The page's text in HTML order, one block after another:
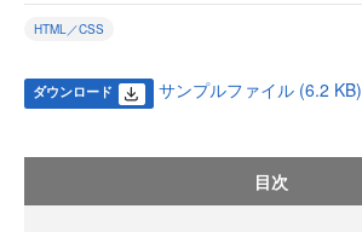
HTML／CSS
ダウンロード サンプルファイル (6.2 KB)
目次